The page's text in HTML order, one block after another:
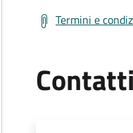
Termini e
Contatti